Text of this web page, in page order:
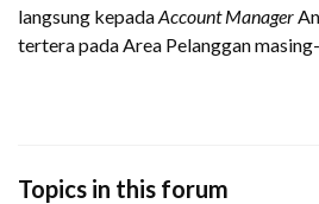
langsung kepadaAccount Manager
tertera pada Area Pelanggan
Topics in this forum